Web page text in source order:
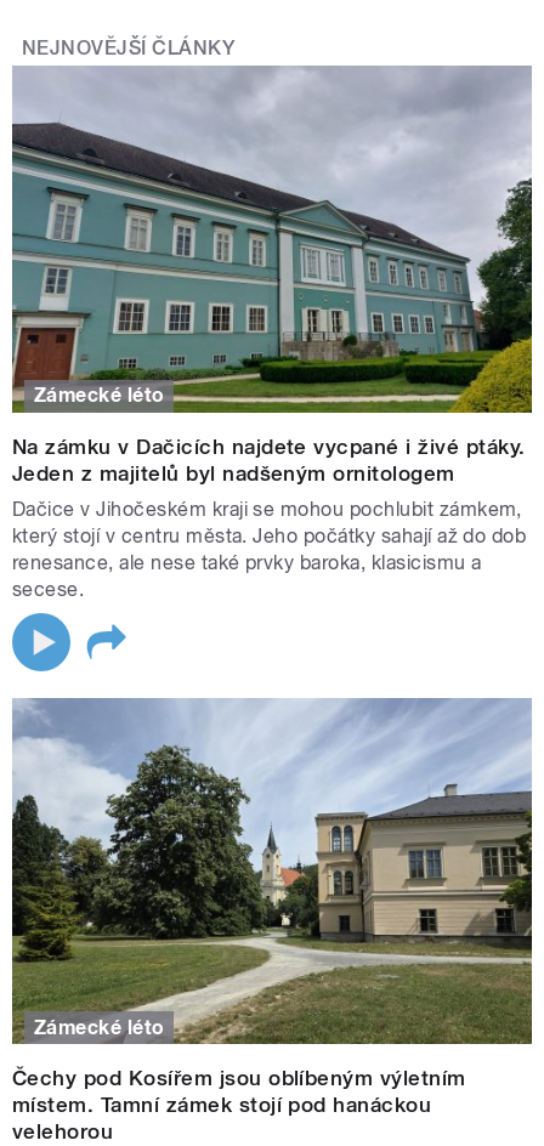
NEJNOVĚJŠÍ ČLÁNKY
Zámecké léto
Na zámku v Dačicích najdete vycpané i živé ptáky.
Jeden z majitelů byl nadšeným ornitologem
Dačice v Jihočeském kraji se mohou pochlubit zámkem,
který stojí v centru města. Jeho počátky sahají až do dob
renesance, ale nese také prvky baroka, klasicismu a
secese.
Zámecké léto
Čechy pod Kosířem jsou oblíbeným výletním
místem. Tamní zámek stojí pod hanáckou
velehorou